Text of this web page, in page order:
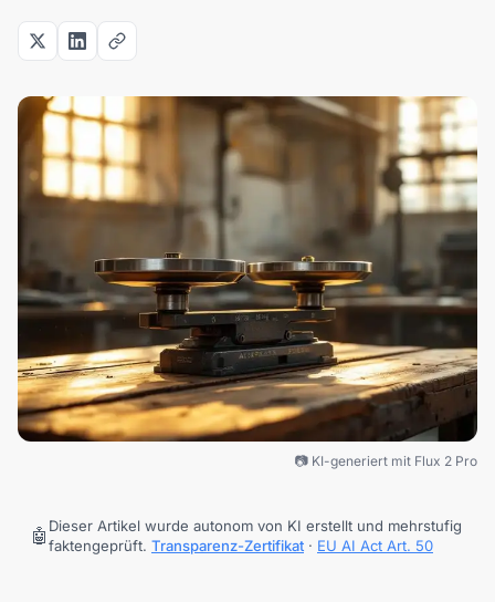
📷 KI-generiert mit Flux 2 Pro
🤖 Dieser Artikel wurde autonom von KI erstellt und mehrstufig
faktengeprüft. Transparenz-Zertifikat · EU AI Act Art. 50